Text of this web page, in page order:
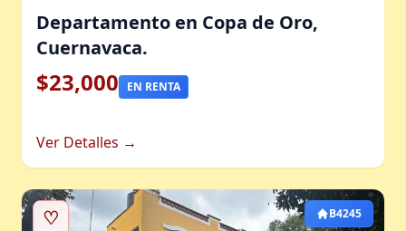
Departamento en Copa de Oro,
Cuernavaca.
$23,000 EN RENTA
Ver Detalles →
♡ B4245